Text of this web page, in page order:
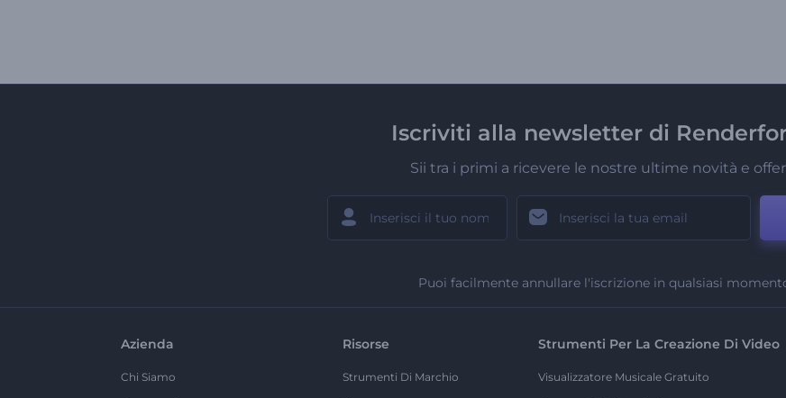
Iscriviti alla newsletter di
Sii tra i primi a ricevere le nostre ultime novità e
Puoi facilmente annullare l'iscrizione in qualsiasi
Azienda
Chi Siamo
Risorse
Strumenti Di Marchio
Strumenti Per La Creazione Di Video
Visualizzatore Musicale Gratuito